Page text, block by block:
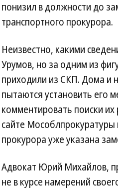
понизил в должности до
транспортного прокурора.
Неизвестно, какими
Урумов, но за одним из
приходили из СКП. Дома и
пытаются установить его
комментировать поиски
сайте Мособлпрокуратуры
прокурора уже указана
Адвокат Юрий Михайлов,
не в курсе намерений